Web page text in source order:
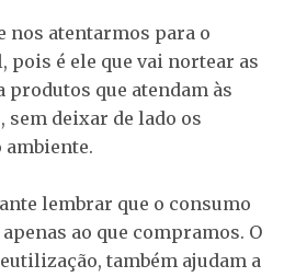
nos atentarmos para o
pois é ele que vai nortear as
produtos que atendam às
sem deixar de lado os
ambiente.
lembrar que o consumo
ao que compramos. O
também ajudam a